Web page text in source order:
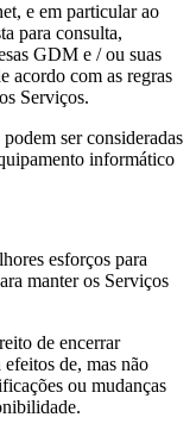
e em particular ao
para consulta,
GDM e / ou suas
acordo com as regras
Serviços.
ser consideradas
informático
esforços para
manter os Serviços
de encerrar
de, mas não
ou mudanças